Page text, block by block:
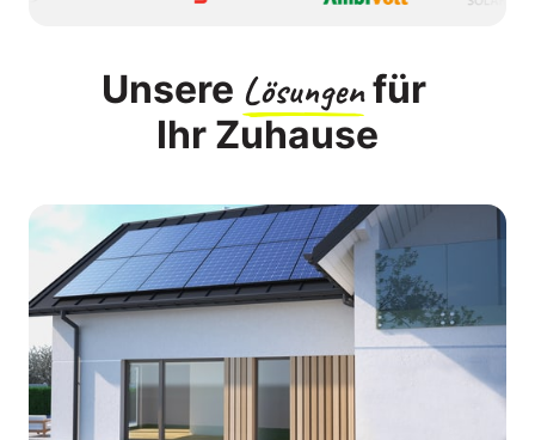
Unsere Lösungen für
Ihr Zuhause